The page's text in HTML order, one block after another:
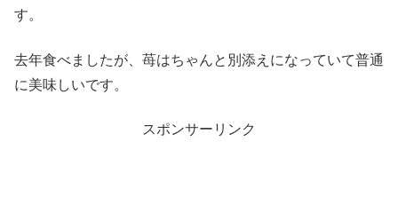
す。
去年食べましたが、苺はちゃんと別添えになっていて普通
に美味しいです。
スポンサーリンク